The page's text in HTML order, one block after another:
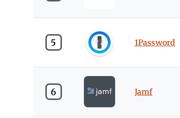
5 1Password
6 Jamf